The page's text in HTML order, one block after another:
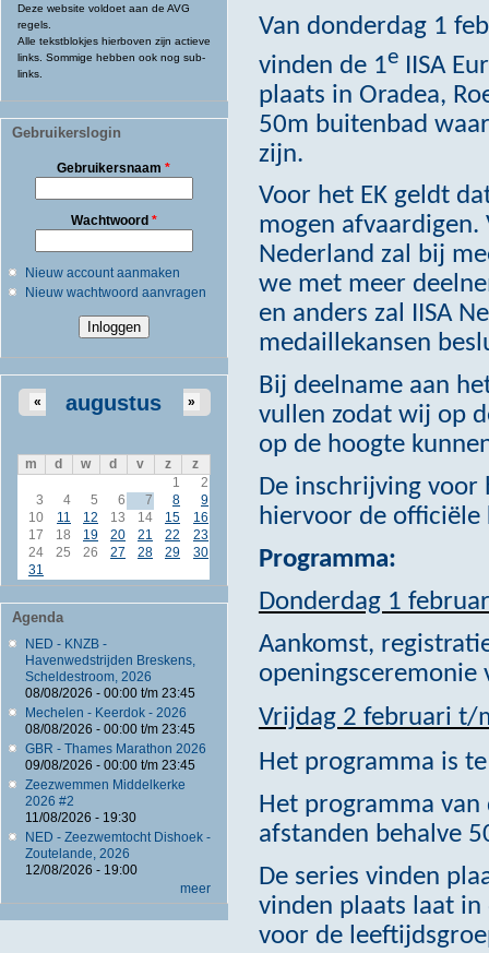
Deze website voldoet aan de AVG
regels.
Alle tekstblokjes hierboven zijn actieve
links. Sommige hebben ook nog sub-
links.
Gebruikerslogin
Gebruikersnaam*
Wachtwoord *
Nieuw account aanmaken
Nieuw wachtwoord aanvragen
augustus
« »
m d w d v z
z
1
2
3
4 5 6 7 8
9
10
11 12 13 14 15
16
17
18 19 20 21 22
23
24
25 26 27 28 29
30
31
Agenda
NED - KNZB -
Havenwedstrijden Breskens,
Scheldestroom, 2026
08/08/2026 - 00:00t/m 23:45
Mechelen - Keerdok - 2026
08/08/2026 - 00:00t/m 23:45
GBR - Thames Marathon 2026
09/08/2026 - 00:00t/m 23:45
Zeezwemmen Middelkerke
2026 #2
11/08/2026 - 19:30
NED - Zeezwemtocht Dishoek -
Zoutelande, 2026
12/08/2026 - 19:00
meer
Van donderdag 1
vinden de 1eIISA
plaats in Oradea,
50m buitenbad
zijn.
Voor het EK geldt
mogen afvaardigen.
Nederland zal bij
we met meer
en anders zal IISA
medaillekansen
Bij deelname aan
vullen zodat wij op
op de hoogte
De inschrijving voor
hiervoor de officiële
Programma:
Donderdag 1
Aankomst,
openingsceremonie
Vrijdag 2 februari t/
Het programma is
Het programma van
afstanden behalve
De series vinden
vinden plaats laat
voor de